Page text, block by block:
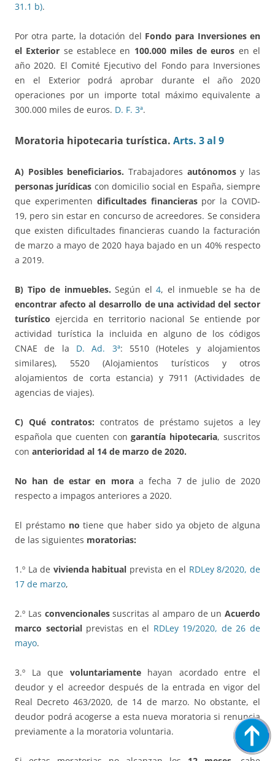
31.1 b).
Por otra parte, la dotación del Fondo para Inversiones en
el Exterior se establece en 100.000 miles de euros en el
año 2020. El Comité Ejecutivo del Fondo para Inversiones
en el Exterior podrá aprobar durante el año 2020
operaciones por un importe total máximo equivalente a
300.000 miles de euros. D. F. 3ª.
Moratoria hipotecaria turística. Arts. 3 al 9
A) Posibles beneficiarios. Trabajadores autónomosy las
personas jurídicas con domicilio social en España, siempre
que experimenten dificultades financieraspor la COVID-
19, pero sin estar en concurso de acreedores. Se considera
que existen dificultades financieras cuando la facturación
de marzo a mayo de 2020 haya bajado en un 40% respecto
a 2019.
B) Tipo de inmuebles. Según el4, el inmueble se ha de
encontrar afecto al desarrollo de una actividad del sector
turístico ejercida en territorio nacional Se entiende por
actividad turística la incluida en alguno de los códigos
CNAE de la D. Ad. 3ª: 5510 (Hoteles y alojamientos
similares), 5520 (Alojamientos turísticos y otros
alojamientos de corta estancia) y 7911 (Actividades de
agencias de viajes).
C) Qué contratos: contratos de préstamo sujetos a ley
española que cuenten congarantía hipotecaria, suscritos
con anterioridad al 14 de marzo de 2020.
No han de estar en moraa fecha 7 de julio de 2020
respecto a impagos anteriores a 2020.
El préstamo no tiene que haber sido ya objeto de alguna
de las siguientes moratorias:
1.º La de vivienda habitual prevista en el RDLey 8/2020, de
17 de marzo,
2.º Las convencionalessuscritas al amparo de un Acuerdo
marco sectorialprevistas en el RDLey 19/2020, de 26 de
mayo.
3.º La que voluntariamentehayan acordado entre el
deudor y el acreedor después de la entrada en vigor del
Real Decreto 463/2020, de 14 de marzo. No obstante, el
deudor podrá acogerse a esta nueva moratoria si renuncia
previamente a la moratoria voluntaria.